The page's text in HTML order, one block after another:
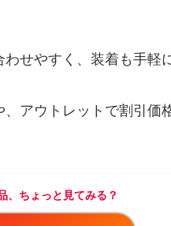
せやすく、装着も手軽
アウトレットで割引価
、ちょっと見てみる？